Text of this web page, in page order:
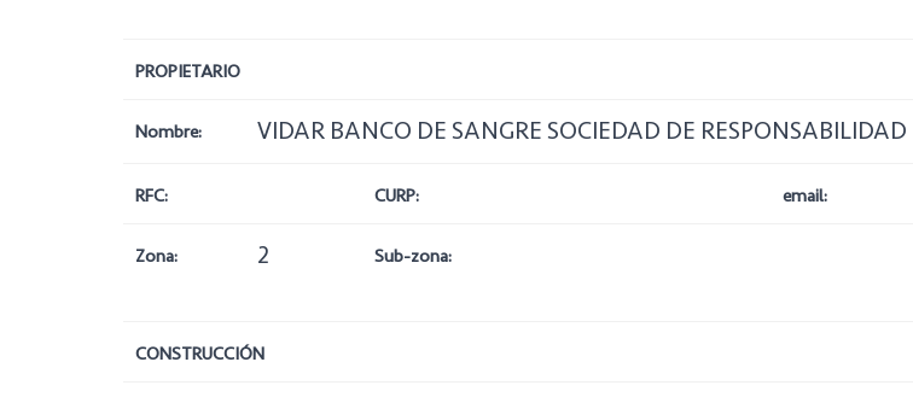
PROPIETARIO
Nombre: VIDAR BANCO DE SANGRE SOCIEDAD DE
RFC: CURP: email:
Zona: 2 Sub-zona:
CONSTRUCCIÓN